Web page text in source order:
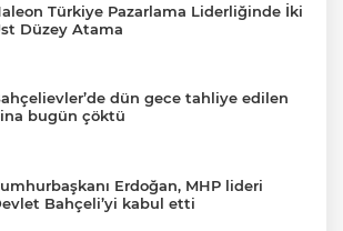
Türkiye Pazarlama Liderliğinde İki
Düzey Atama
dün gece tahliye edilen
bugün çöktü
Erdoğan, MHP lideri
Bahçeli’yi kabul etti